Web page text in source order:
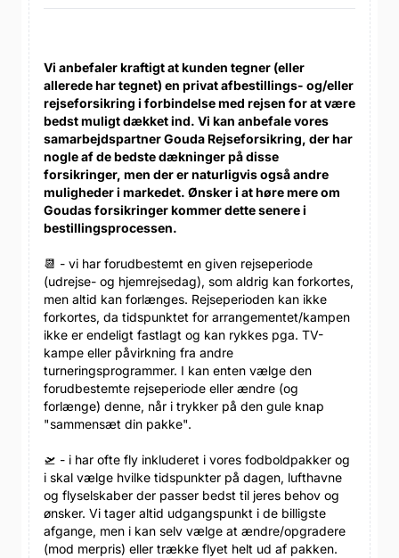
Vi anbefaler kraftigt at kunden tegner (eller
allerede har tegnet) en privat afbestillings- og/eller
rejseforsikring i forbindelse med rejsen for at være
bedst muligt dækket ind. Vi kan anbefale vores
samarbejdspartner Gouda Rejseforsikring, der har
nogle af de bedste dækninger på disse
forsikringer, men der er naturligvis også andre
muligheder i markedet. Ønsker i at høre mere om
Goudas forsikringer kommer dette senere i
bestillingsprocessen.
📆 - vi har forudbestemt en given rejseperiode
(udrejse- og hjemrejsedag), som aldrig kan forkortes,
men altid kan forlænges. Rejseperioden kan ikke
forkortes, da tidspunktet for arrangementet/kampen
ikke er endeligt fastlagt og kan rykkes pga. TV-
kampe eller påvirkning fra andre
turneringsprogrammer. I kan enten vælge den
forudbestemte rejseperiode eller ændre (og
forlænge) denne, når i trykker på den gule knap
"sammensæt din pakke".
🛫 - i har ofte fly inkluderet i vores fodboldpakker og
i skal vælge hvilke tidspunkter på dagen, lufthavne
og flyselskaber der passer bedst til jeres behov og
ønsker. Vi tager altid udgangspunkt i de billigste
afgange, men i kan selv vælge at ændre/opgradere
(mod merpris) eller trække flyet helt ud af pakken.